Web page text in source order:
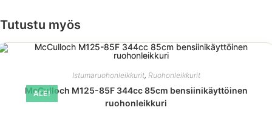
Tutustu myös
ALE!
Istumaruohonleikkurit, Ruohonleikkurit
McCulloch M125-85F 344cc 85cm bensiinikäyttöinen
ruohonleikkuri